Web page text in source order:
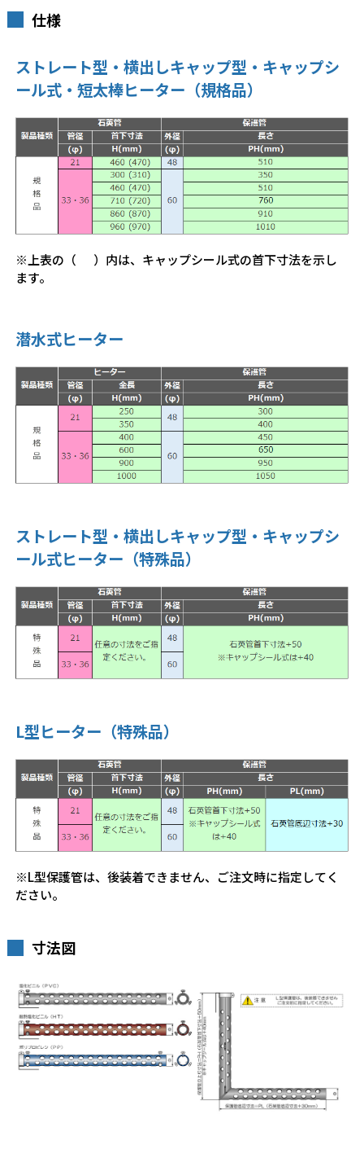
仕様
ストレート型・横出しキャップ型・キャップシ
ール式・短太棒ヒーター（規格品）
※上表の（ ）内は、キャップシール式の首下寸法を示し
ます。
潜水式ヒーター
ストレート型・横出しキャップ型・キャップシ
ール式ヒーター（特殊品）
L型ヒーター（特殊品）
※L型保護管は、後装着できません、ご注文時に指定してく
ださい。
寸法図